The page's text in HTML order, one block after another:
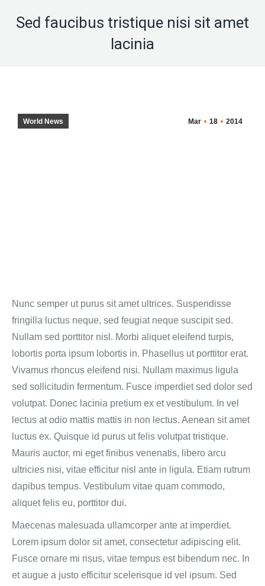
Sed faucibus tristique nisi sit amet
lacinia
Mar 18 2014
World News
Nunc semper ut purus sit amet ultrices. Suspendisse
fringilla luctus neque, sed feugiat neque suscipit sed.
Nullam sed porttitor nisl. Morbi aliquet eleifend turpis,
lobortis porta ipsum lobortis in. Phasellus ut porttitor erat.
Vivamus rhoncus eleifend nisi. Nullam maximus ligula
sed sollicitudin fermentum. Fusce imperdiet sed dolor sed
volutpat. Donec lacinia pretium ex et vestibulum. In vel
lectus at odio mattis mattis in non lectus. Aenean sit amet
luctus ex. Quisque id purus ut felis volutpat tristique.
Mauris auctor, mi eget finibus venenatis, libero arcu
ultricies nisi, vitae efficitur nisl ante in ligula. Etiam rutrum
dapibus tempus. Vestibulum vitae quam commodo,
aliquet felis eu, porttitor dui.
Maecenas malesuada ullamcorper ante at imperdiet.
Lorem ipsum dolor sit amet, consectetur adipiscing elit.
Fusce ornare mi risus, vitae tempus est bibendum nec. In
et augue a justo efficitur scelerisque id vel ipsum. Sed